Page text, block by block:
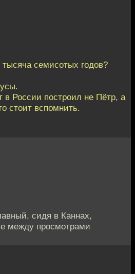
семисотых годов?
в России построил не Пётр, а
стоит вспомнить.
сидя в Каннах,
между просмотрами